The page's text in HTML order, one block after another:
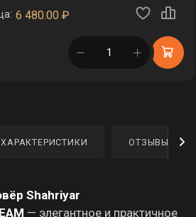
6 480.00 ₽
в корзине
ХАРАКТЕРИСТИКИ ОТЗЫВЫ
Shahriyar
— элегантное и практичное